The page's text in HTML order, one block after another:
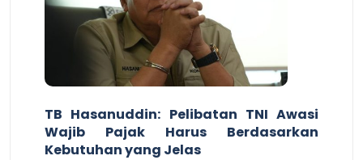
TB Hasanuddin: Pelibatan TNI Awasi
Wajib Pajak Harus Berdasarkan
Kebutuhan yang Jelas